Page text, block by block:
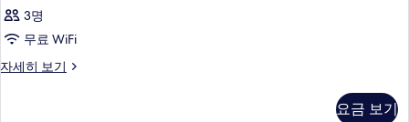
3명
무료 WiFi
자세히 보기
객
요금 보기